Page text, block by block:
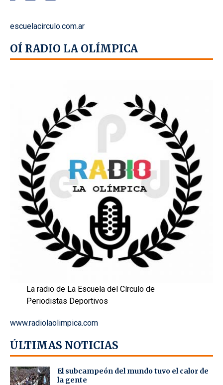
escuelacirculo.com.ar
OÍ RADIO LA OLÍMPICA
La radio de La Escuela del Círculo de
Periodistas Deportivos
www.radiolaolimpica.com
ÚLTIMAS NOTICIAS
El subcampeón del mundo tuvo el calor de
la gente